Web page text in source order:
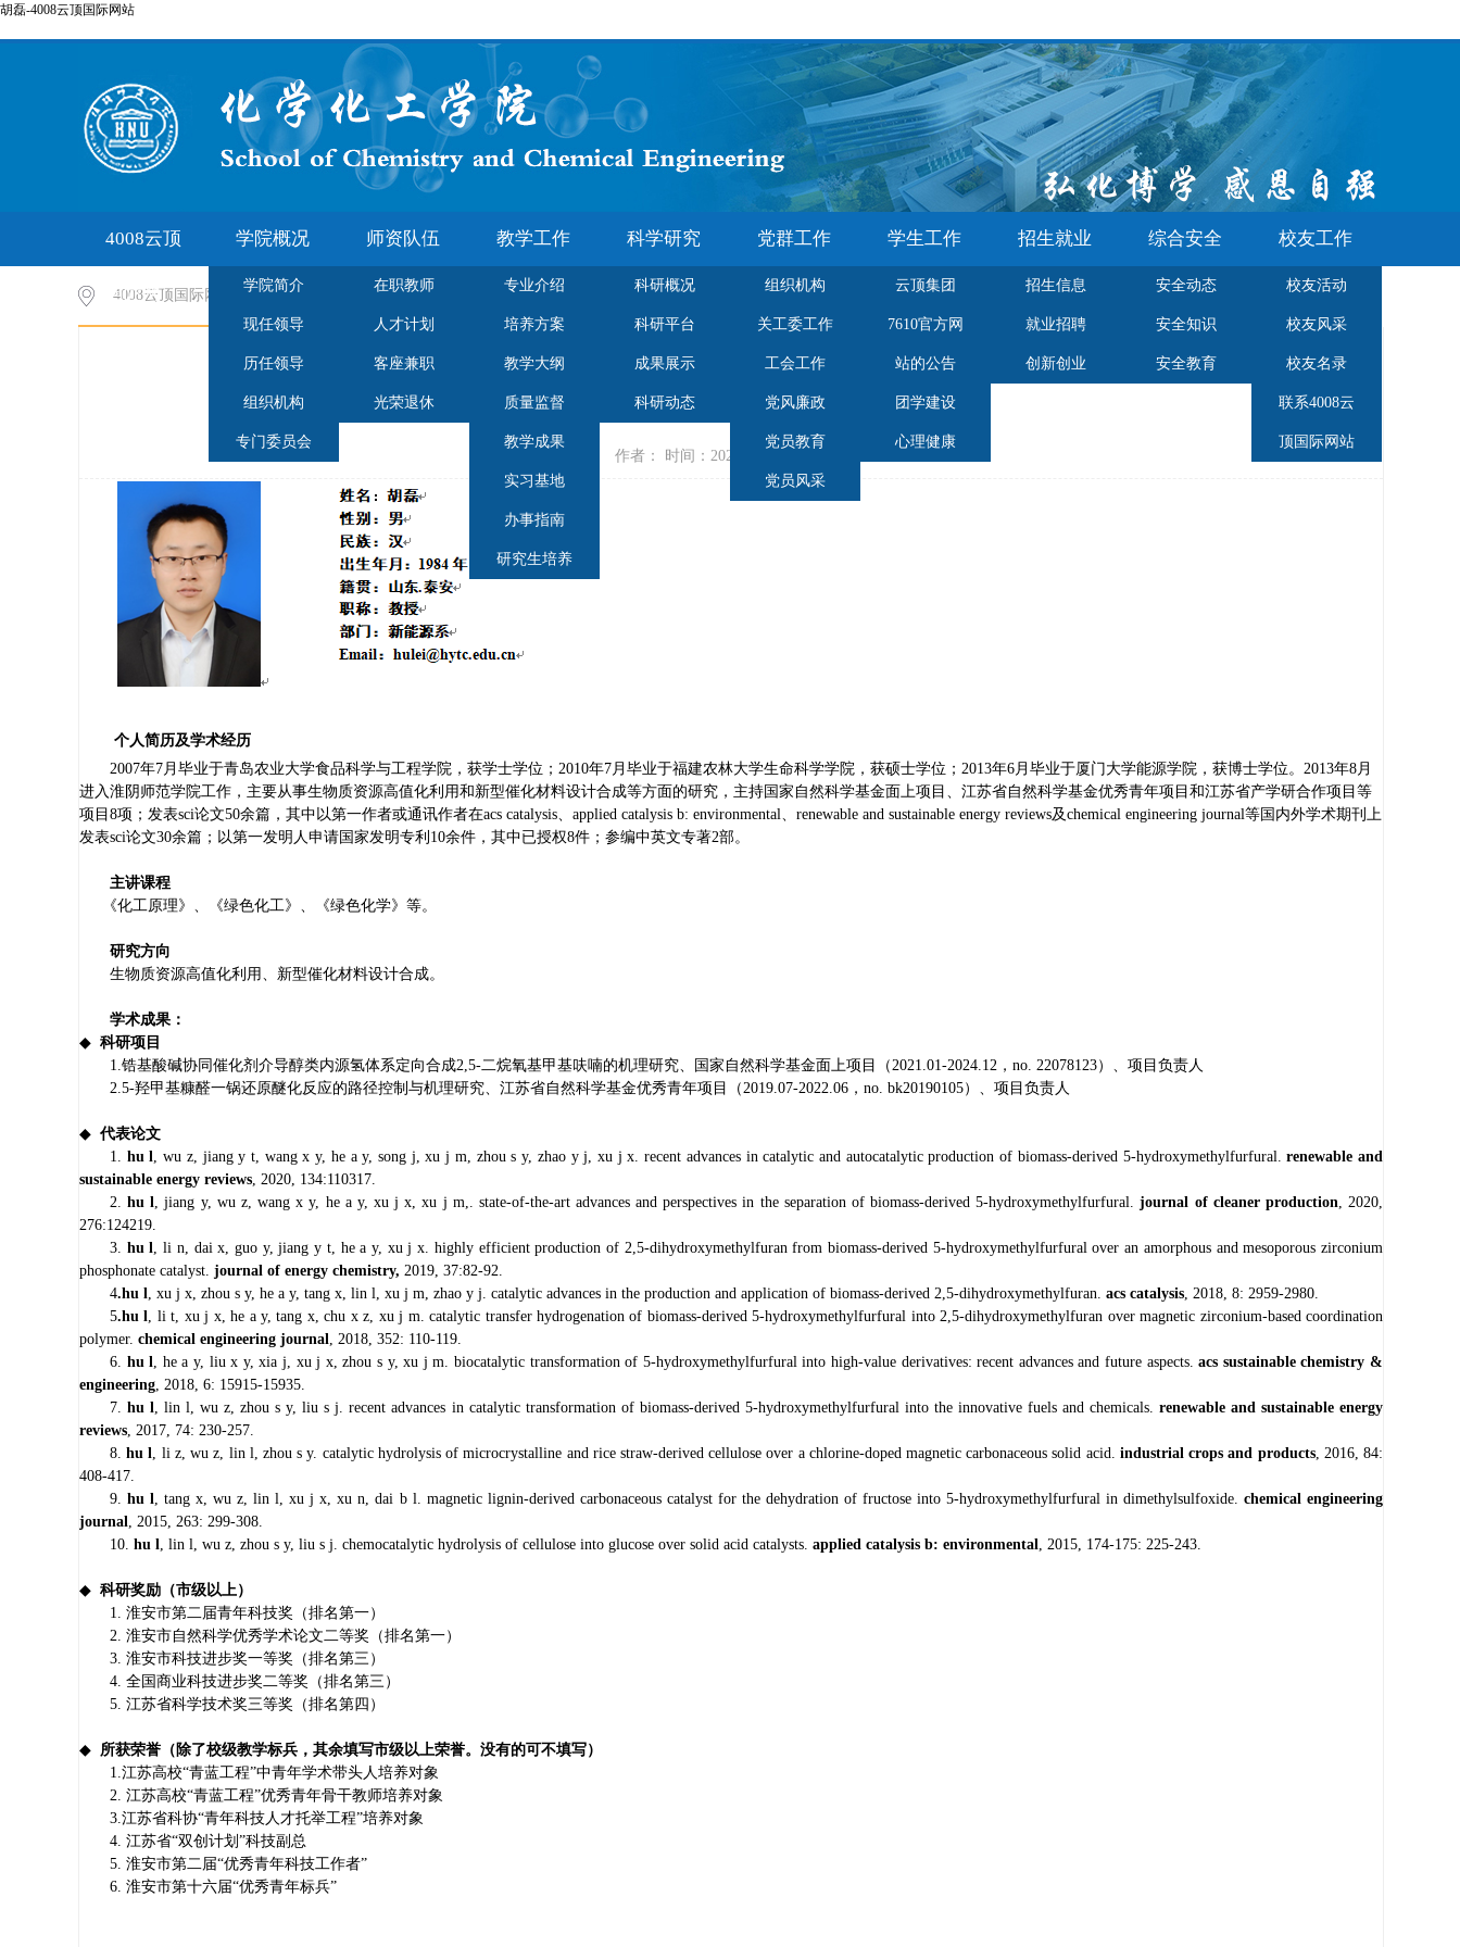
胡磊-4008云顶国际网站
4008云顶
国际网
学院概况
学院简介
现任领导
历任领导
组织机构
专门委员会
师资队伍
在职教师
人才计划
客座兼职
光荣退休
教学工作
专业介绍
培养方案
教学大纲
质量监督
教学成果
实习基地
办事指南
研究生培养
科学研究
科研概况
科研平台
成果展示
科研动态
党群工作
组织机构
关工委工作
工会工作
党风廉政
党员教育
党员风采
学生工作
云顶集团
7610官方网
站的公告
团学建设
心理健康
招生就业
招生信息
就业招聘
创新创业
综合安全
安全动态
安全知识
安全教育
校友工作
校友活动
校友风采
校友名录
联系4008云
顶国际网站
4008云顶国际网站-云顶集团7610官方网站 > 师资队伍
作者： 时间：2020-08-01 点击数：
个人简历及学术经历
2007年7月毕业于青岛农业大学食品科学与工程学院，获学士学位； 2010年7月毕业于福建农林大学生命科学学院，获硕士学位； 2013年6月毕业于厦门大学能源学院，获博士学位。 2013年8月
进入淮阴师范学院工作，主要从事生物质资源高值化利用和新型催化材料设计合成等方面的研究，主持国家自然科学基金面上项目、江苏省自然科学基金优秀青年项目和江苏省产学研合作项目等
项目 8项；发表sci论文50余篇，其中以第一作者或通讯作者在acs catalysis、 applied catalysis b: environmental、 renewable and sustainable energy reviews及chemical engineering journal等国内外学术期刊上
发表sci论文30余篇；以第一发明人申请国家发明专利 10余件，其中已授权8件；参编中英文专著2部。
主讲课程
《化工原理》、《绿色化工》、《绿色化学》等。
研究方向
生物质资源高值化利用、 新型催化材料设计合成。
学术成果：
◆ 科研项目
1.锆基酸碱协同催化剂介导醇类内源氢体系定向合成2,5-二烷氧基甲基呋喃的机理研究、国家自然科学基金面上项目（2021.01-2024.12 ， no. 22078123）、项目负责人
2.5-羟甲基糠醛一锅还原醚化反应的路径控制与机理研究、江苏省自然科学基金优秀青年项目（2019.07-2022.06 ， no. bk20190105）、项目负责人
◆ 代表论文
1. hu l, wu z, jiang y t, wang x y, he a y, song j, xu j m, zhou s y, zhao y j, xu j x. recent advances in catalytic and autocatalytic production of biomass-derived 5-hydroxymethylfurfural.renewable and
sustainable energy reviews, 2020, 134:110317.
2.hu l, jiang y, wu z, wang x y, he a y, xu j x, xu j m,. state-of-the-art advances and perspectives in the separation of biomass-derived 5-hydroxymethylfurfural.journal of cleaner production, 2020,
276:124219.
3. hu l, li n, dai x, guo y, jiang y t, he a y, xu j x. highly efficient production of 2,5-dihydroxymethylfuran from biomass-derived 5-hydroxymethylfurfural over an amorphous and mesoporous zirconium
phosphonate catalyst. journal of energy chemistry, 2019, 37:82-92.
4.hu l, xu j x, zhou s y, he a y, tang x, lin l, xu j m, zhao y j. catalytic advances in the production and application of biomass-derived 2,5-dihydroxymethylfuran. acs catalysis, 2018, 8: 2959-2980.
5.hu l, li t, xu j x, he a y, tang x, chu x z, xu j m. catalytic transfer hydrogenation of biomass-derived 5-hydroxymethylfurfural into 2,5-dihydroxymethylfuran over magnetic zirconium-based coordination
polymer. chemical engineering journal, 2018, 352: 110-119.
6. hu l, he a y, liu x y, xia j, xu j x, zhou s y, xu j m. biocatalytic transformation of 5-hydroxymethylfurfural into high-value derivatives: recent advances and future aspects.acs sustainable chemistry &
engineering, 2018, 6: 15915-15935.
7.hu l, lin l, wu z, zhou s y, liu s j. recent advances in catalytic transformation of biomass-derived 5-hydroxymethylfurfural into the innovative fuels and chemicals. renewable and sustainable energy
reviews, 2017, 74: 230-257.
8.hu l, li z, wu z, lin l, zhou s y. catalytic hydrolysis of microcrystalline and rice straw-derived cellulose over a chlorine-doped magnetic carbonaceous solid acid. industrial crops and products, 2016, 84:
408-417.
9.hu l, tang x, wu z, lin l, xu j x, xu n, dai b l. magnetic lignin-derived carbonaceous catalyst for the dehydration of fructose into 5-hydroxymethylfurfural in dimethylsulfoxide. chemical engineering
journal, 2015, 263: 299-308.
10. hu l, lin l, wu z, zhou s y, liu s j. chemocatalytic hydrolysis of cellulose into glucose over solid acid catalysts. applied catalysis b: environmental, 2015, 174-175: 225-243.
◆ 科研奖励（市级以上）
1. 淮安市第二届青年科技奖（排名第一）
2. 淮安市自然科学优秀学术论文二等奖（排名第一）
3. 淮安市科技进步奖一等奖（排名第三）
4. 全国商业科技进步奖二等奖（排名第三）
5. 江苏省科学技术奖三等奖（排名第四）
◆ 所获荣誉（除了校级教学标兵，其余填写市级以上荣誉。没有的可不填写）
1.江苏高校“青蓝工程”中青年学术带头人培养对象
2. 江苏高校“青蓝工程”优秀青年骨干教师培养对象
3.江苏省科协“青年科技人才托举工程”培养对象
4. 江苏省“双创计划”科技副总
5. 淮安市第二届“优秀青年科技工作者”
6. 淮安市第十六届“优秀青年标兵”